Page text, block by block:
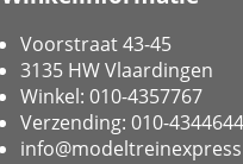
Voorstraat 43-45
3135 HW Vlaardingen
Winkel: 010-4357767
Verzending: 010-4344644